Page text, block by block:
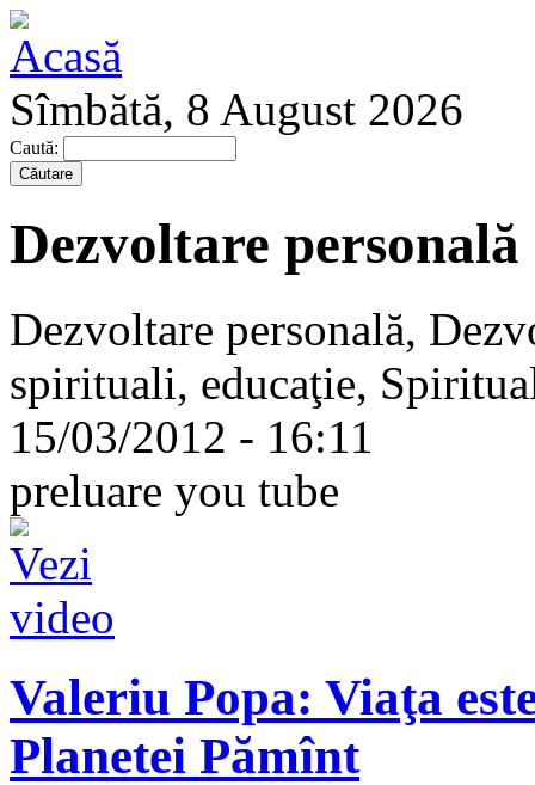
Sîmbătă, 8 August 2026
Caută:
Dezvoltare personală
Dezvoltare personală,
spirituali, educaţie,
15/03/2012 - 16:11
preluare you tube
Valeriu Popa: Viaţa
Planetei Pămînt